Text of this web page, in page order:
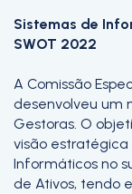
Sistemas de
SWOT 2022
A Comissão
desenvolveu um
Gestoras. O
visão
Informáticos no
de Ativos, tendo